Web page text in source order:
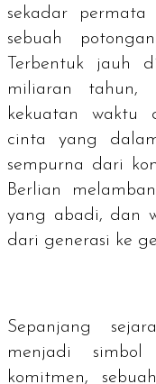
sekadar
sebuah
Terbentuk jauh
miliaran tahun,
kekuatan waktu
cinta yang
sempurna dari
Berlian
yang abadi, dan
dari generasi ke
Sepanjang
menjadi
komitmen,